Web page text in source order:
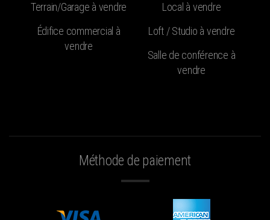
Terrain/Garage à vendre
Local à vendre
Édifice commercial à
vendre
Loft / Studio à vendre
Salle de conférence à
vendre
Méthode de paiement